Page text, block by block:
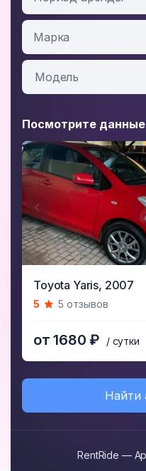
Посмотрите
Toyota Yaris, 2007
5 5 отзывов
от 1680 ₽ / сутки
Найти
RentRide —